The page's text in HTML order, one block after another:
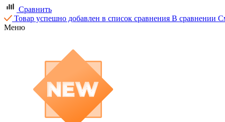
Сравнить
Товар успешно добавлен в список сравнения В сравнении
Меню